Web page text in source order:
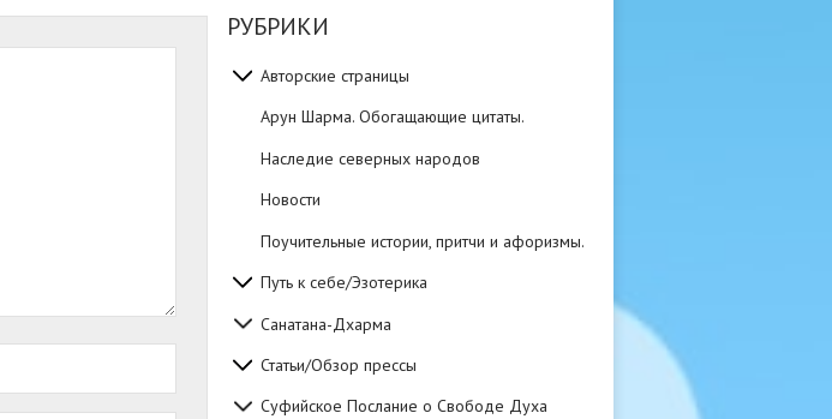
РУБРИКИ
Авторские страницы
Арун Шарма. Обогащающие цитаты.
Наследие северных народов
Новости
Поучительные истории, притчи и афоризмы.
Путь к себе/Эзотерика
Санатана-Дхарма
Статьи/Обзор прессы
Суфийское Послание о Свободе Духа